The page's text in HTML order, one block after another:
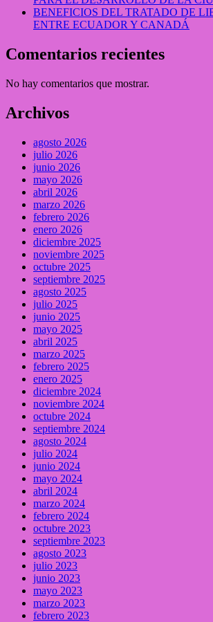
BENEFICIOS DEL TRATADO DE
ENTRE ECUADOR Y CANADÁ
Comentarios recientes
No hay comentarios que mostrar.
Archivos
agosto 2026
julio 2026
junio 2026
mayo 2026
abril 2026
marzo 2026
febrero 2026
enero 2026
diciembre 2025
noviembre 2025
octubre 2025
septiembre 2025
agosto 2025
julio 2025
junio 2025
mayo 2025
abril 2025
marzo 2025
febrero 2025
enero 2025
diciembre 2024
noviembre 2024
octubre 2024
septiembre 2024
agosto 2024
julio 2024
junio 2024
mayo 2024
abril 2024
marzo 2024
febrero 2024
octubre 2023
septiembre 2023
agosto 2023
julio 2023
junio 2023
mayo 2023
marzo 2023
febrero 2023